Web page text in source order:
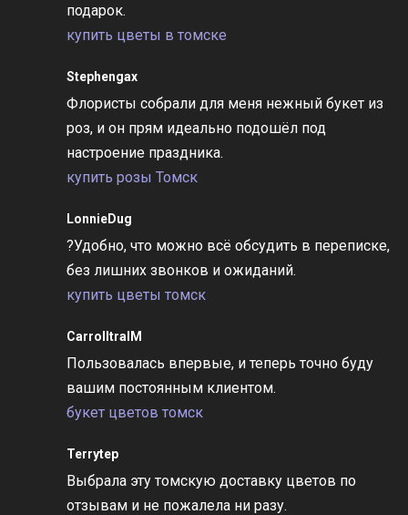
подарок.
купить цветы в томске
Stephengax
Флористы собрали для меня нежный букет из
роз, и он прям идеально подошёл под
настроение праздника.
купить розы Томск
LonnieDug
?Удобно, что можно всё обсудить в переписке,
без лишних звонков и ожиданий.
купить цветы томск
CarrolltralM
Пользовалась впервые, и теперь точно буду
вашим постоянным клиентом.
букет цветов томск
Terrytep
Выбрала эту томскую доставку цветов по
отзывам и не пожалела ни разу.